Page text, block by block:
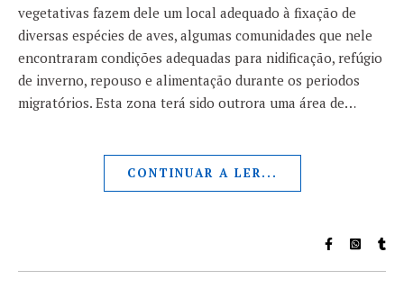
vegetativas fazem dele um local adequado à fixação de
diversas espécies de aves, algumas comunidades que nele
encontraram condições adequadas para nidificação, refúgio
de inverno, repouso e alimentação durante os periodos
migratórios. Esta zona terá sido outrora uma área de…
CONTINUAR A LER...